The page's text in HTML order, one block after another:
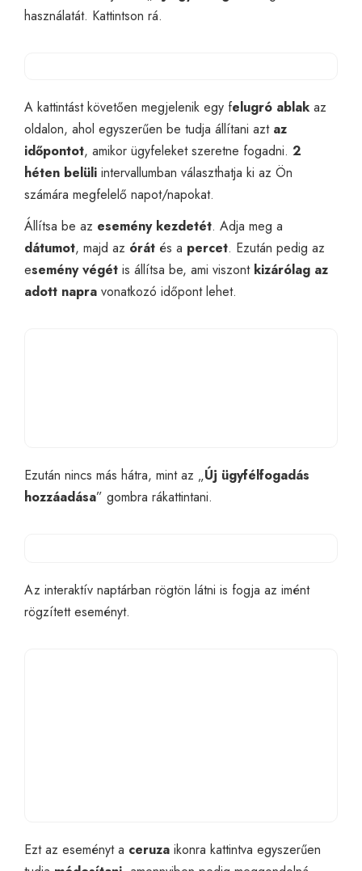
használatát. Kattintson rá.
A kattintást követően megjelenik egy felugró ablak az
oldalon, ahol egyszerűen be tudja állítani azt az
időpontot, amikor ügyfeleket szeretne fogadni. 2
héten belüli intervallumban választhatja ki az Ön
számára megfelelő napot/napokat.
Állítsa be az esemény kezdetét. Adja meg a
dátumot, majd az órát és a percet. Ezután pedig az
esemény végét is állítsa be, ami viszont kizárólag az
adott napra vonatkozó időpont lehet.
Ezután nincs más hátra, mint az „Új ügyfélfogadás
hozzáadása” gombra rákattintani.
Az interaktív naptárban rögtön látni is fogja az imént
rögzített eseményt.
Ezt az eseményt a ceruza ikonra kattintva egyszerűen